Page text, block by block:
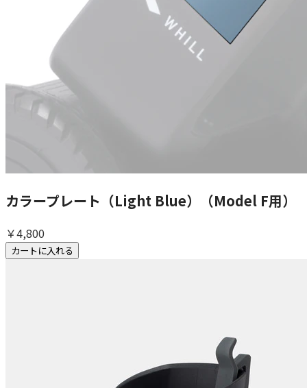
カラープレート（Light Blue）（Model F用）
￥4,800
カートに入れる